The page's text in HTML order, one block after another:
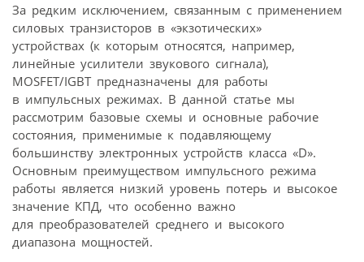
За редким исключением, связанным с применением
силовых транзисторов в «экзотических»
устройствах (к которым относятся, например,
линейные усилители звукового сигнала),
MOSFET/IGBT предназначены для работы
в импульсных режимах. В данной статье мы
рассмотрим базовые схемы и основные рабочие
состояния, применимые к подавляющему
большинству электронных устройств класса «D».
Основным преимуществом импульсного режима
работы является низкий уровень потерь и высокое
значение КПД, что особенно важно
для преобразователей среднего и высокого
диапазона мощностей.